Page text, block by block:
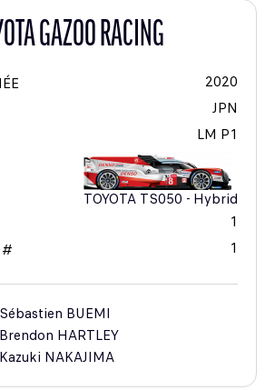
GAZOO RACING
2020
JPN
LM P1
TOYOTA TS050 - Hybrid
1
#
1
Sébastien BUEMI
Brendon HARTLEY
Kazuki NAKAJIMA